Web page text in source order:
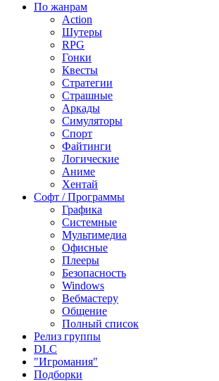
По жанрам
Action
Шутеры
RPG
Гонки
Квесты
Стратегии
Страшные
Аркады
Симуляторы
Спорт
Файтинги
Логические
Аниме
Хентай
Софт / Программы
Графика
Системные
Мультимедиа
Офисные
Плееры
Безопасность
Windows
Вебмастеру
Общение
Полный список
Релиз группы
DLC
"Игромания"
Подборки